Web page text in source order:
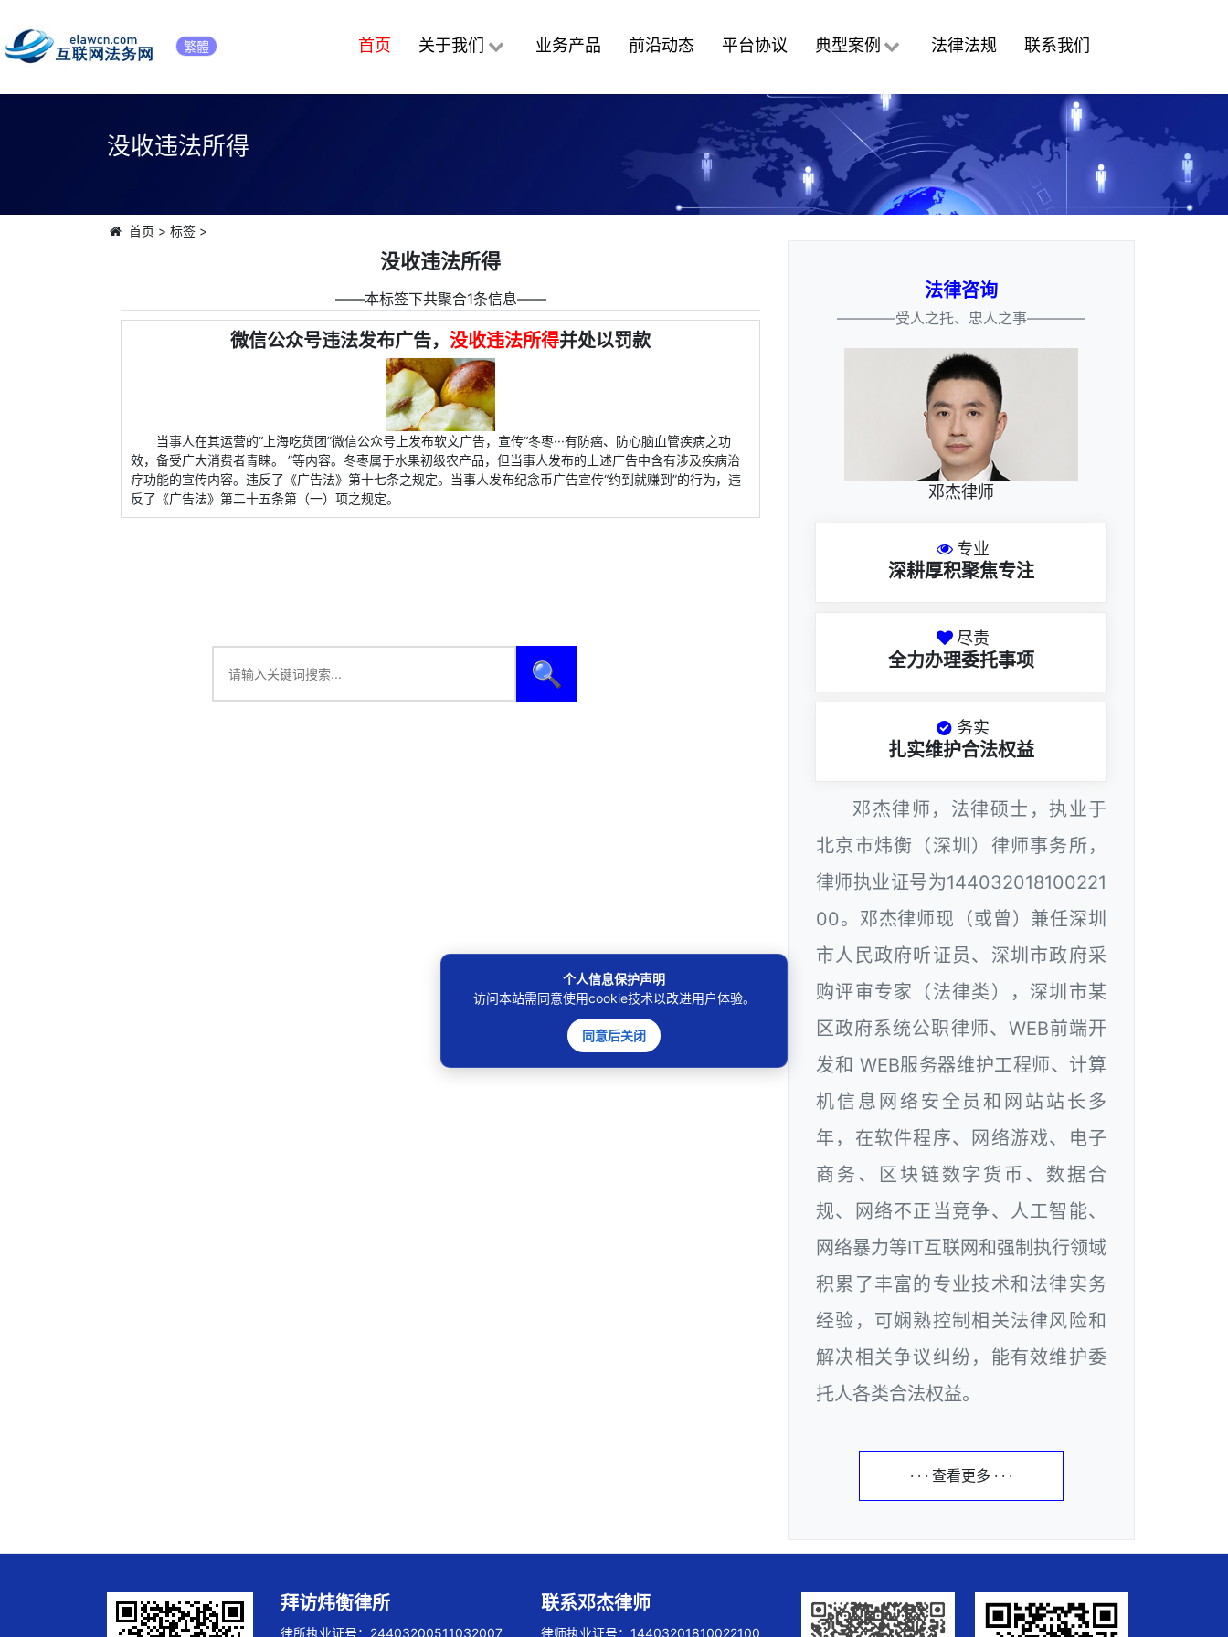
繁體 首页 关于我们 业务产品 前沿动态 平台协议 典型案例 法律法规 联系我们
没收违法所得
首页 > 标签>
没收违法所得
――本标签下共聚合1条信息――
微信公众号违法发布广告， 没收违法所得并处以罚款
当事人在其运营的“上海吃货团”微信公众号上发布软文广告，宣传“冬枣···有防癌、防心脑血管疾病之功
效，备受广大消费者青睐。 ”等内容。冬枣属于水果初级农产品，但当事人发布的上述广告中含有涉及疾病治
疗功能的宣传内容。违反了《广告法》第十七条之规定。当事人发布纪念币广告宣传“约到就赚到”的行为，违
反了《广告法》第二十五条第（一）项之规定。
🔍
法律咨询
————受人之托、忠人之事————
邓杰律师
专业
深耕厚积聚焦专注
尽责
全力办理委托事项
务实
扎实维护合法权益
邓杰律师，法律硕士，执业于
北京市炜衡（深圳）律师事务所，
律师执业证号为144032018100221
00。邓杰律师现（或曾）兼任深圳
市人民政府听证员、深圳市政府采
购评审专家（法律类），深圳市某
区政府系统公职律师、WEB前端开
发和 WEB服务器维护工程师、计算
机信息网络安全员和网站站长多
年，在软件程序、网络游戏、电子
商务、区块链数字货币、数据合
规、网络不正当竞争、人工智能、
网络暴力等IT互联网和强制执行领域
积累了丰富的专业技术和法律实务
经验，可娴熟控制相关法律风险和
解决相关争议纠纷，能有效维护委
托人各类合法权益。
· · · 查看更多 · · ·
拜访炜衡律所
律所执业证号：24403200511032007
联系邓杰律师
律师执业证号：14403201810022100
个人信息保护声明
访问本站需同意使用cookie技术以改进用户体验。
同意后关闭